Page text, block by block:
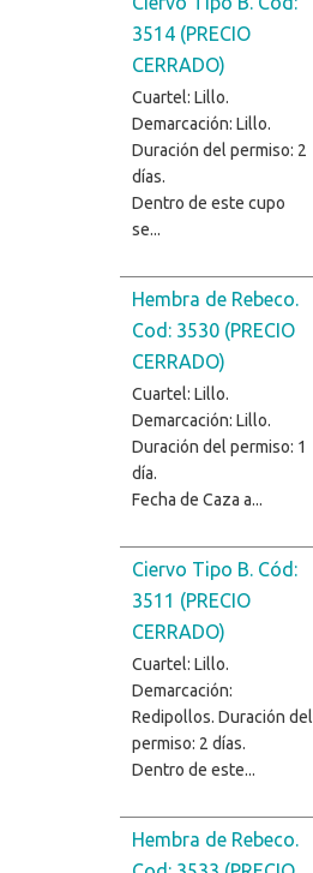
3514 (PRECIO
CERRADO)
Cuartel: Lillo.
Demarcación: Lillo.
Duración del permiso: 2
días.
Dentro de este cupo
se...
Hembra de Rebeco.
Cod: 3530 (PRECIO
CERRADO)
Cuartel: Lillo.
Demarcación: Lillo.
Duración del permiso: 1
día.
Fecha de Caza a...
Ciervo Tipo B. Cód:
3511 (PRECIO
CERRADO)
Cuartel: Lillo.
Demarcación:
Redipollos. Duración del
permiso: 2 días.
Dentro de este...
Hembra de Rebeco.